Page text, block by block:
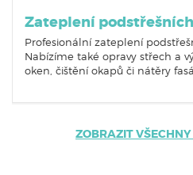
Zateplení
Profesionální zateplení
Nabízíme také opravy střech a
oken, čištění okapů či nátěry
ZOBRAZIT VŠECHNY